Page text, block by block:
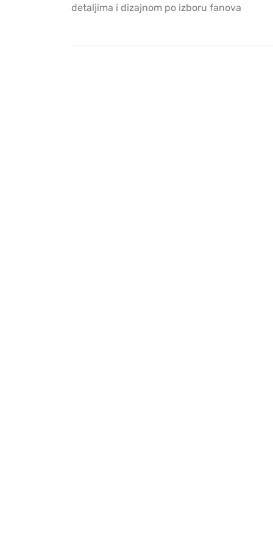
detaljima i dizajnom po izboru fanova